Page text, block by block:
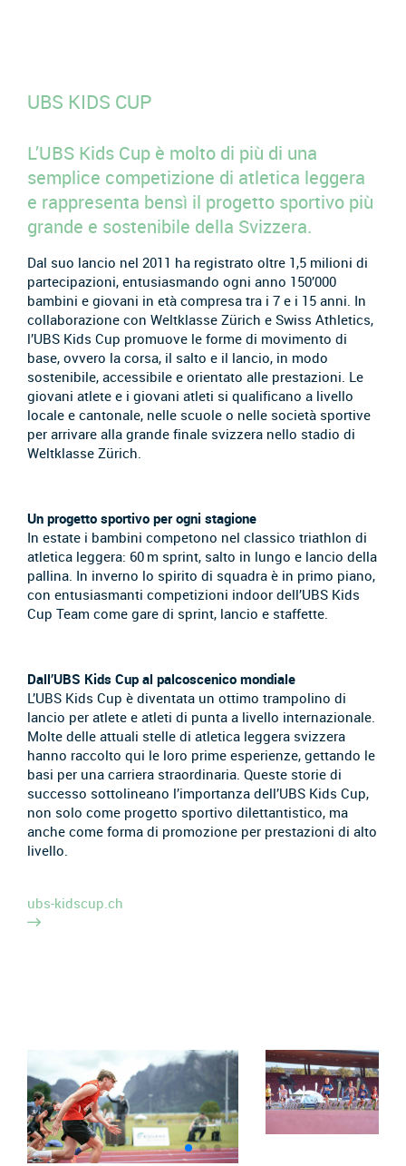
UBS KIDS CUP
L’UBS Kids Cup è molto di più di una
semplice competizione di atletica leggera
e rappresenta bensì il progetto sportivo più
grande e sostenibile della Svizzera.
Dal suo lancio nel 2011 ha registrato oltre 1,5 milioni di
partecipazioni, entusiasmando ogni anno 150’000
bambini e giovani in età compresa tra i 7 e i 15 anni. In
collaborazione con Weltklasse Zürich e Swiss Athletics,
l’UBS Kids Cup promuove le forme di movimento di
base, ovvero la corsa, il salto e il lancio, in modo
sostenibile, accessibile e orientato alle prestazioni. Le
giovani atlete e i giovani atleti si qualificano a livello
locale e cantonale, nelle scuole o nelle società sportive
per arrivare alla grande finale svizzera nello stadio di
Weltklasse Zürich.
Un progetto sportivo per ogni stagione
In estate i bambini competono nel classico triathlon di
atletica leggera: 60 m sprint, salto in lungo e lancio della
pallina. In inverno lo spirito di squadra è in primo piano,
con entusiasmanti competizioni indoor dell’UBS Kids
Cup Team come gare di sprint, lancio e staffette.
Dall’UBS Kids Cup al palcoscenico mondiale
L’UBS Kids Cup è diventata un ottimo trampolino di
lancio per atlete e atleti di punta a livello internazionale.
Molte delle attuali stelle di atletica leggera svizzera
hanno raccolto qui le loro prime esperienze, gettando le
basi per una carriera straordinaria. Queste storie di
successo sottolineano l’importanza dell’UBS Kids Cup,
non solo come progetto sportivo dilettantistico, ma
anche come forma di promozione per prestazioni di alto
livello.
ubs-kidscup.ch